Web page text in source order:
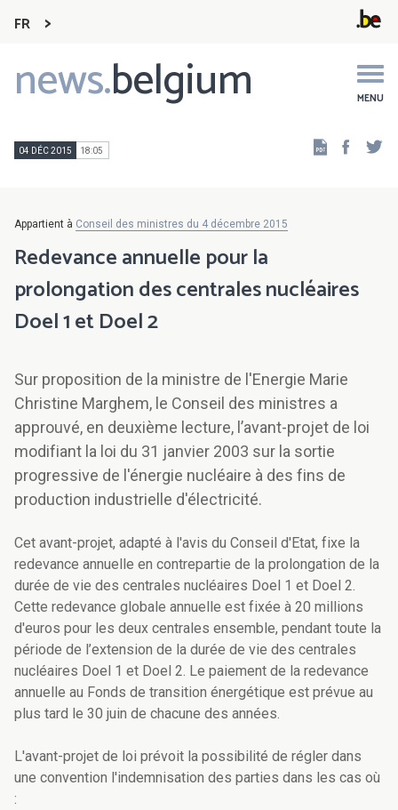
FR
news.belgium MENU
Main
navigation
04 DÉC 2015 18:05
Appartient à Conseil des ministres du 4 décembre 2015
Redevance annuelle pour la
prolongation des centrales nucléaires
Doel 1 et Doel 2
Sur proposition de la ministre de l'Energie Marie
Christine Marghem, le Conseil des ministres a
approuvé, en deuxième lecture, l’avant-projet de loi
modifiant la loi du 31 janvier 2003 sur la sortie
progressive de l'énergie nucléaire à des fins de
production industrielle d'électricité.
Cet avant-projet, adapté à l'avis du Conseil d'Etat, fixe la
redevance annuelle en contrepartie de la prolongation de la
durée de vie des centrales nucléaires Doel 1 et Doel 2.
Cette redevance globale annuelle est fixée à 20 millions
d'euros pour les deux centrales ensemble, pendant toute la
période de l’extension de la durée de vie des centrales
nucléaires Doel 1 et Doel 2. Le paiement de la redevance
annuelle au Fonds de transition énergétique est prévue au
plus tard le 30 juin de chacune des années.
L'avant-projet de loi prévoit la possibilité de régler dans
une convention l'indemnisation des parties dans les cas où
: